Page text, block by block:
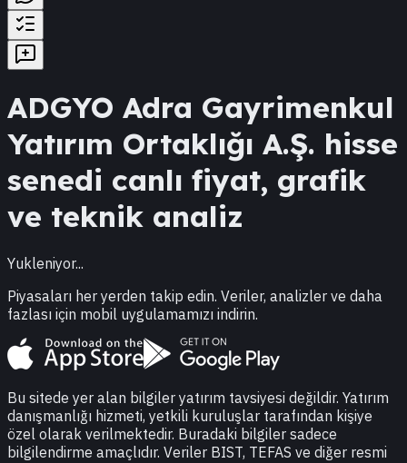
ADGYO Adra Gayrimenkul
Yatırım Ortaklığı A.Ş. hisse
senedi canlı fiyat, grafik
ve teknik analiz
Yukleniyor...
Piyasaları her yerden takip edin. Veriler, analizler ve daha
fazlası için mobil uygulamamızı indirin.
Bu sitede yer alan bilgiler yatırım tavsiyesi değildir. Yatırım
danışmanlığı hizmeti, yetkili kuruluşlar tarafından kişiye
özel olarak verilmektedir. Buradaki bilgiler sadece
bilgilendirme amaçlıdır. Veriler BIST, TEFAS ve diğer resmi